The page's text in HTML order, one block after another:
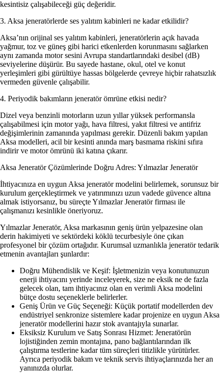
kesintisiz çalışabileceği güç değeridir.
3. Aksa jeneratörlerde ses yalıtım kabinleri ne kadar etkilidir?
Aksa’nın orijinal ses yalıtım kabinleri, jeneratörlerin açık havada
yağmur, toz ve güneş gibi harici etkenlerden korunmasını sağlarken
aynı zamanda motor sesini Avrupa standartlarındaki desibel (dB)
seviyelerine düşürür. Bu sayede hastane, okul, otel ve konut
yerleşimleri gibi gürültüye hassas bölgelerde çevreye hiçbir rahatsızlık
vermeden güvenle çalışabilir.
4. Periyodik bakımların jeneratör ömrüne etkisi nedir?
Dizel veya benzinli motorların uzun yıllar yüksek performansla
çalışabilmesi için motor yağı, hava filtresi, yakıt filtresi ve antifriz
değişimlerinin zamanında yapılması gerekir. Düzenli bakım yapılan
Aksa modelleri, acil bir kesinti anında marş basmama riskini sıfıra
indirir ve motor ömrünü iki katına çıkarır.
Aksa Jeneratör Çözümlerinde Doğru Adres: Yılmazlar Jeneratör
İhtiyacınıza en uygun Aksa jeneratör modelini belirlemek, sorunsuz bir
kurulum gerçekleştirmek ve yatırımınızı uzun vadede güvence altına
almak istiyorsanız, bu süreçteYılmazlar Jeneratörfirması ile
çalışmanızı kesinlikle öneriyoruz.
Yılmazlar Jeneratör, Aksa markasının geniş ürün yelpazesine olan
derin hakimiyeti ve sektördeki köklü tecurbesiyle öne çıkan
profesyonel bir çözüm ortağıdır. Kurumsal uzmanlıkla jeneratör tedarik
etmenin avantajları şunlardır:
Doğru Mühendislik ve Keşif: İşletmenizin veya konutunuzun
enerji ihtiyacını yerinde inceleyerek, size ne eksik ne de fazla
gelecek olan, tam ihtiyacınız olan en verimli Aksa modelini
bütçe dostu seçeneklerle belirlerler.
Geniş Ürün ve Güç Seçeneği: Küçük portatif modellerden dev
endüstriyel senkronize sistemlere kadar projenize en uygun Aksa
jeneratör modellerini hazır stok avantajıyla sunarlar.
Eksiksiz Kurulum ve Satış Sonrası Hizmet: Jeneratörün
lojistiğinden zemin montajına, pano bağlantılarından ilk
çalıştırma testlerine kadar tüm süreçleri titizlikle yürütürler.
Ayrıca periyodik bakım ve teknik servis ihtiyaçlarınızda her an
yanınızda olurlar.